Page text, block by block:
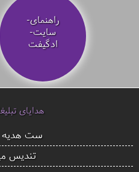
راهنمای-
سایت-
ادگیفت
هدایای
ست هدیه
تندیس